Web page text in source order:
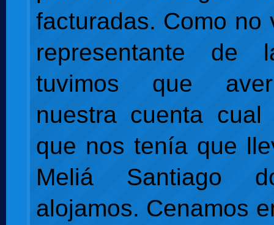
facturadas. Como no
representante de
tuvimos que
nuestra cuenta
que nos tenía que
Meliá Santiago
alojamos. Cenamos